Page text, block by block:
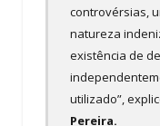
controvérsias,
natureza
existência de
utilizado”,
Pereira.